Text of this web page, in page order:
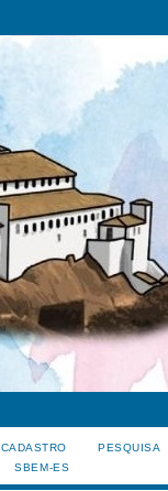
CADASTRO
PESQUISA
SBEM-ES